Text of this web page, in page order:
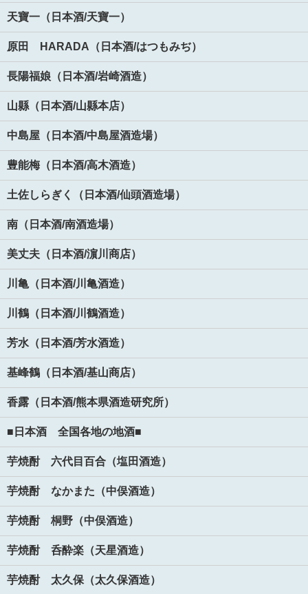
天寶一（日本酒/天寶一）
原田 HARADA（日本酒/はつもみぢ）
長陽福娘（日本酒/岩崎酒造）
山縣（日本酒/山縣本店）
中島屋（日本酒/中島屋酒造場）
豊能梅（日本酒/高木酒造）
土佐しらぎく（日本酒/仙頭酒造場）
南（日本酒/南酒造場）
美丈夫（日本酒/濵川商店）
川亀（日本酒/川亀酒造）
川鶴（日本酒/川鶴酒造）
芳水（日本酒/芳水酒造）
基峰鶴（日本酒/基山商店）
香露（日本酒/熊本県酒造研究所）
■日本酒 全国各地の地酒■
芋焼酎 六代目百合（塩田酒造）
芋焼酎 なかまた（中俣酒造）
芋焼酎 桐野（中俣酒造）
芋焼酎 呑酔楽（天星酒造）
芋焼酎 太久保（太久保酒造）